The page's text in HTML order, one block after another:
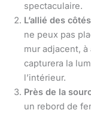
spectaculaire.
L’allié des
ne peux pas
mur adjacent,
capturera la
l’intérieur.
Près de la
un rebord de